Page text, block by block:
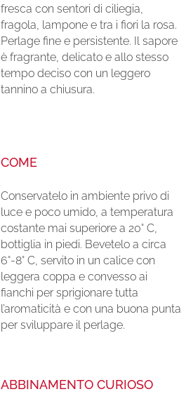
fresca con sentori di ciliegia,
fragola, lampone e tra i fiori la rosa.
Perlage fine e persistente. Il sapore
è fragrante, delicato e allo stesso
tempo deciso con un leggero
tannino a chiusura.
COME
Conservatelo in ambiente privo di
luce e poco umido, a temperatura
costante mai superiore a 20° C,
bottiglia in piedi. Bevetelo a circa
6°-8° C, servito in un calice con
leggera coppa e convesso ai
fianchi per sprigionare tutta
l’aromaticitàe con una buona punta
per sviluppare il perlage.
ABBINAMENTO CURIOSO